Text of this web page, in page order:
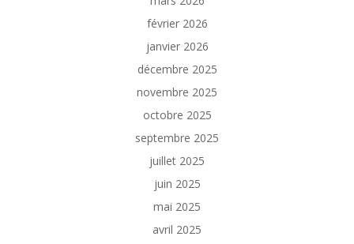
février 2026
janvier 2026
décembre 2025
novembre 2025
octobre 2025
septembre 2025
juillet 2025
juin 2025
mai 2025
avril 2025